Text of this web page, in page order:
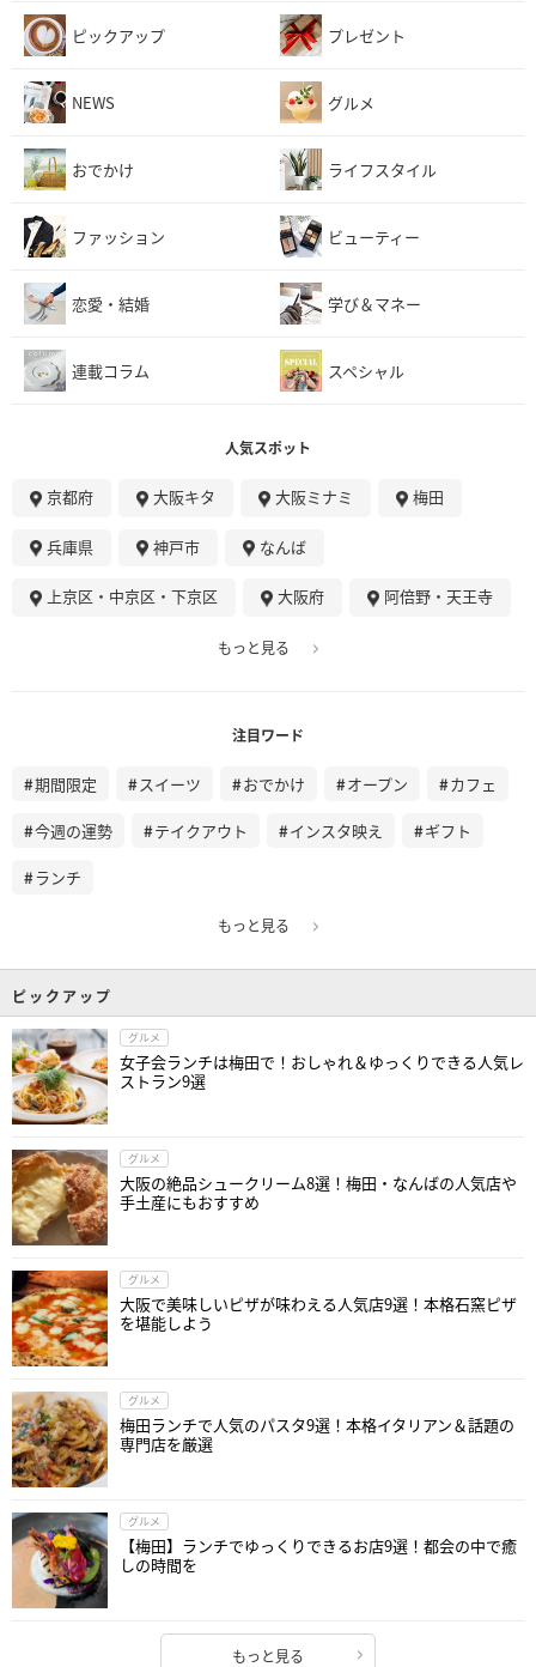
ピックアップ プレゼント
NEWS グルメ
おでかけ ライフスタイル
ファッション ビューティー
恋愛・結婚 学び＆マネー
連載コラム スペシャル
人気スポット
京都府 大阪キタ 大阪ミナミ 梅田
兵庫県 神戸市 なんば
上京区・中京区・下京区 大阪府 阿倍野・天王寺
もっと見る
注目ワード
期間限定 スイーツ おでかけ オープン カフェ
今週の運勢 テイクアウト インスタ映え ギフト
ランチ
もっと見る
ピックアップ
グルメ
女子会ランチは梅田で！おしゃれ＆ゆっくりできる人気レ
ストラン9選
グルメ
大阪の絶品シュークリーム8選！梅田・なんばの人気店や
手土産にもおすすめ
グルメ
大阪で美味しいピザが味わえる人気店9選！本格石窯ピザ
を堪能しよう
グルメ
梅田ランチで人気のパスタ9選！本格イタリアン＆話題の
専門店を厳選
グルメ
【梅田】ランチでゆっくりできるお店9選！都会の中で癒
しの時間を
もっと見る